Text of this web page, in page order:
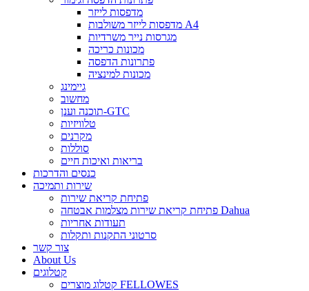
מדפסות לייזר
מדפסות לייזר משולבות A4
מגרסות נייר משרדיות
מכונות כריכה
פתרונות הדפסה
מכונות למינציה
גיימינג
מחשוב
תוכנה וענן-GTC
טלוויזיות
מקרנים
סוללות
בריאות ואיכות חיים
כנסים והדרכות
שירות ותמיכה
פתיחת קריאת שירות
פתיחת קריאת שירות מצלמות אבטחה Dahua
תעודות אחריות
סרטוני התקנות ותקלות
צור קשר
About Us
קטלוגים
קטלוג מוצרים FELLOWES